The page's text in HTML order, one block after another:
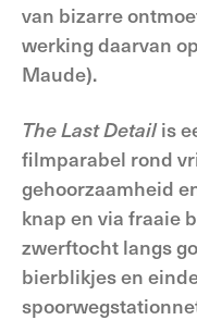
van bizarre
werking daarvan
Maude).
The Last Detailis
filmparabel rond
gehoorzaamheid
knap en via fraaie
zwerftocht langs
bierblikjes en